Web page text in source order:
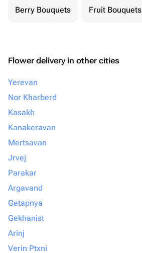
Berry Bouquets Fruit Bouquets
Flower delivery in other cities
Yerevan
Nor Kharberd
Kasakh
Kanakeravan
Mertsavan
Jrvej
Parakar
Argavand
Getapnya
Gekhanist
Arinj
Verin Ptxni